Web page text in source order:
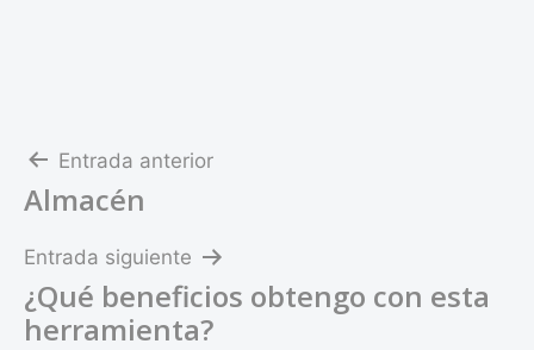
Navegación
de
entradas
Entrada anterior
Almacén
Entrada siguiente
¿Qué beneficios obtengo con esta
herramienta?